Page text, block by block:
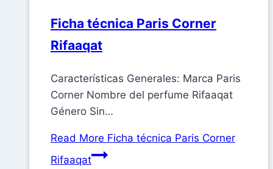
Ficha técnica Paris Corner
Rifaaqat
Características Generales: Marca Paris
Corner Nombre del perfume Rifaaqat
Género Sin…
Read More Ficha técnica Paris Corner
Rifaaqat